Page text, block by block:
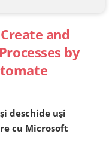
and
by
deschide uși
cu Microsoft